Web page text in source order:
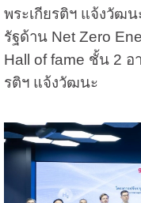
พระเกียรติฯ แจ้งวัฒ
รัฐด้าน Net Zero
Hall of fame ชั้น 2 อ
รติฯ แจ้งวัฒนะ